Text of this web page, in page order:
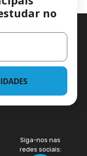
no
Siga-nos nas
redes sociais: